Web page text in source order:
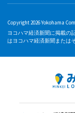
Copyright 2026 Yokohama
ヨコハマ経済新聞に掲載の
はヨコハマ経済新聞または